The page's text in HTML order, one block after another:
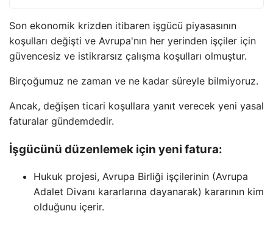
Son ekonomik krizden itibaren işgücü piyasasının
koşulları değişti ve Avrupa'nın her yerinden işçiler için
güvencesiz ve istikrarsız çalışma koşulları olmuştur.
Birçoğumuz ne zaman ve ne kadar süreyle bilmiyoruz.
Ancak, değişen ticari koşullara yanıt verecek yeni yasal
faturalar gündemdedir.
İşgücünü düzenlemek için yeni fatura:
Hukuk projesi, Avrupa Birliği işçilerinin (Avrupa
Adalet Divanı kararlarına dayanarak) kararının kim
olduğunu içerir.